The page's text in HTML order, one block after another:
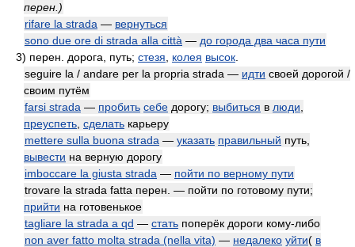
перен.)
rifare la strada — вернуться
sono due ore di strada alla città — до города два часа пути
3) перен. дорога, путь; стезя колея высок
seguire la / andare per la propria strada — идти своей дорогой /
своим путём
farsi strada — пробить себе дорогу; выбиться в люди
преуспеть сделать карьеру
mettere sulla buona strada — указать правильный путь,
вывести на верную дорогу
imboccare la giusta strada — пойти по верному пути
trovare la strada fatta перен. — пойти по готовому пути;
прийти на готовенькое
tagliare la strada a qd — стать поперёк дороги кому-либо
non aver fatto molta strada (nella vita) — недалеко уйти( в